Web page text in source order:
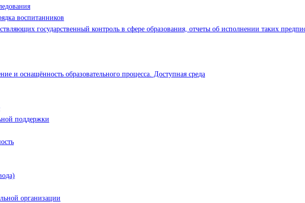
воспитанников
государственный контроль в сфере образования, отчеты об исполнении таких
и оснащённость образовательного процесса. Доступная среда
поддержки
организации